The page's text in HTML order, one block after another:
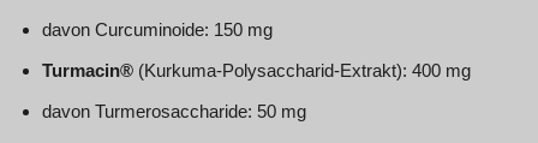
davon Curcuminoide: 150 mg
Turmacin® (Kurkuma-Polysaccharid-Extrakt): 400 mg
davon Turmerosaccharide: 50 mg